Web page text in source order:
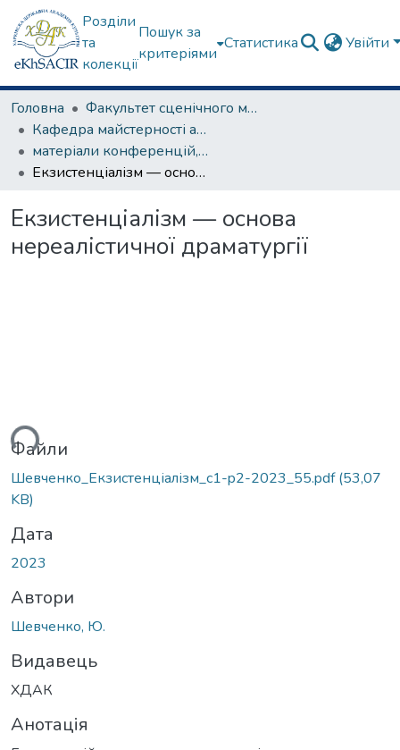
Розділи
та
колекції
Пошук за
критеріями
Статистика Увійти
Головна
Факультет сценічного мистецтва
Кафедра майстерності актора
матеріали конференцій, семінарів, круглих столів та ін.
Екзистенціалізм — основа нереалістичної драматургії
Екзистенціалізм — основа
нереалістичної драматургії
Файли
Шевченко_Екзистенціалізм_c1-p2-2023_55.pdf(53,07
KB)
Дата
2023
Автори
Шевченко, Ю.
Видавець
ХДАК
Анотація